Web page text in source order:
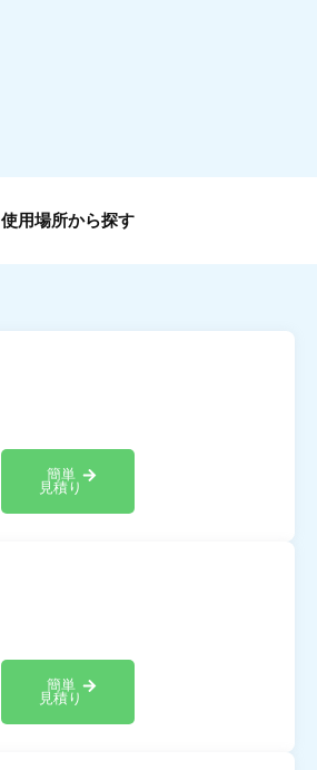
使用場所から探す
簡単
見積り
簡単
見積り